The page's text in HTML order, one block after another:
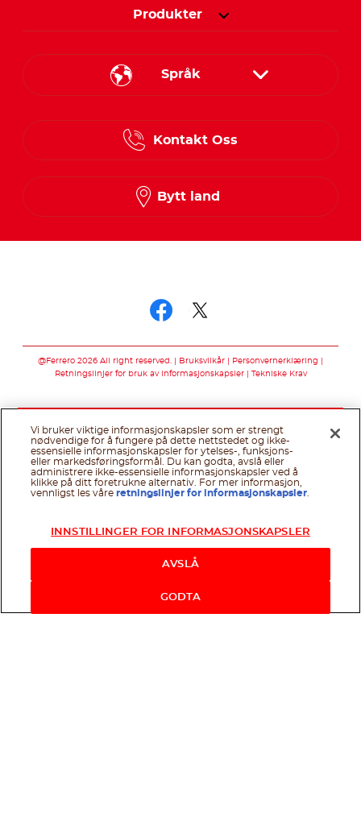
Produkter
Språk
Danish
Norwegian
Kontakt Oss
Bytt land
@Ferrero 2026 All right reserved. Bruksvilkår
Personvernerklæring
Retningslinjer for bruk av informasjonskapsler
Tekniske Krav
Vi bruker viktige informasjonskapsler som er strengt
nødvendige for å fungere på dette nettstedet og ikke-
essensielle informasjonskapsler for ytelses-, funksjons-
eller markedsføringsformål. Du kan godta, avslå eller
administrere ikke-essensielle informasjonskapsler ved å
klikke på ditt foretrukne alternativ. For mer informasjon,
vennligst les våreretningslinjer for informasjonskapsler
INNSTILLINGER FOR INFORMASJONSKAPSLER
AVSLÅ
GODTA